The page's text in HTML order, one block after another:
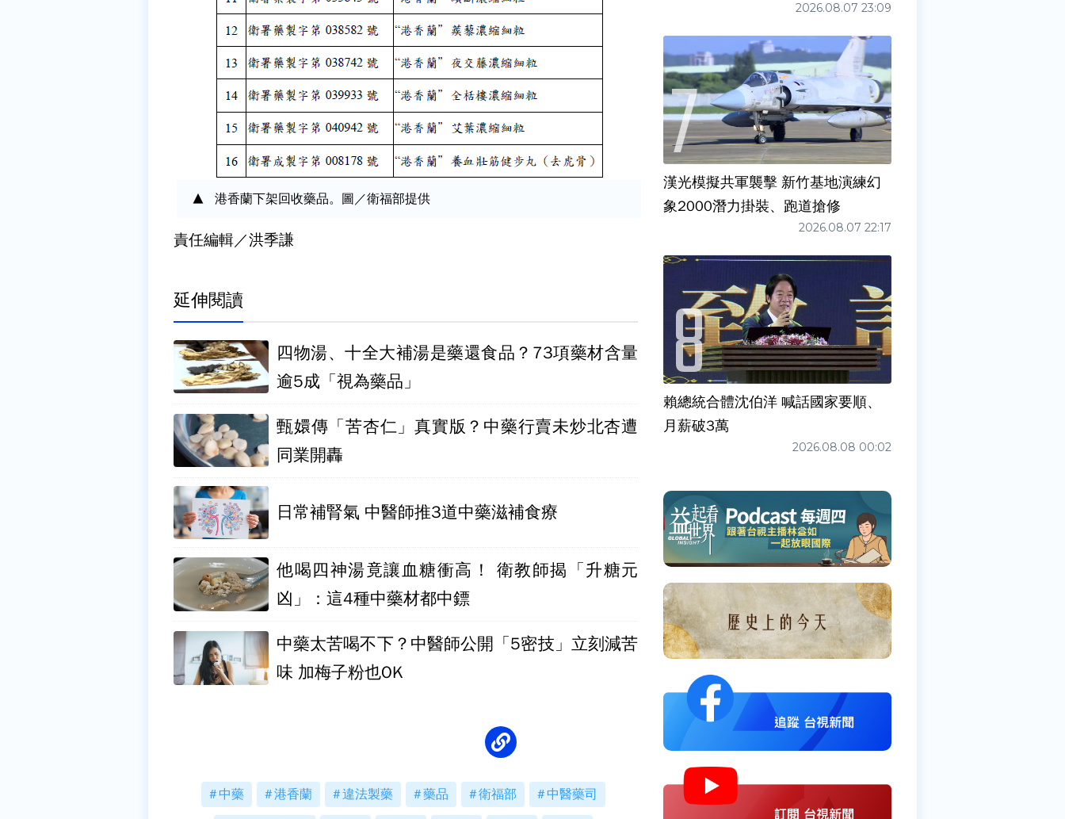
港香蘭下架回收藥品。圖／衛福部提供
責任編輯／洪季謙
延伸閱讀
四物湯、十全大補湯是藥還食品？73項藥材含量
逾5成「視為藥品」
甄嬛傳「苦杏仁」真實版？中藥行賣未炒北杏遭
同業開轟
日常補腎氣 中醫師推3道中藥滋補食療
他喝四神湯竟讓血糖衝高！ 衛教師揭「升糖元
凶」：這4種中藥材都中鏢
中藥太苦喝不下？中醫師公開「5密技」立刻減苦
味 加梅子粉也OK
中藥 港香蘭 違法製藥 藥品 衛福部 中醫藥司
2026.08.07 23:09
漢光模擬共軍襲擊 新竹基地演練幻
象2000潛力掛裝、跑道搶修
2026.08.07 22:17
賴總統合體沈伯洋 喊話國家要順、
月薪破3萬
2026.08.08 00:02